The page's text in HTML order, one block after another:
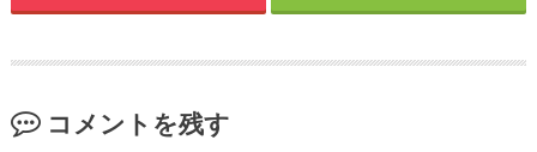
コメントを残す